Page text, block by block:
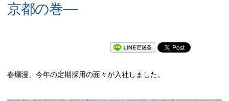
京都の巻―
春爛漫、今年の定期採用の面々が入社しました。